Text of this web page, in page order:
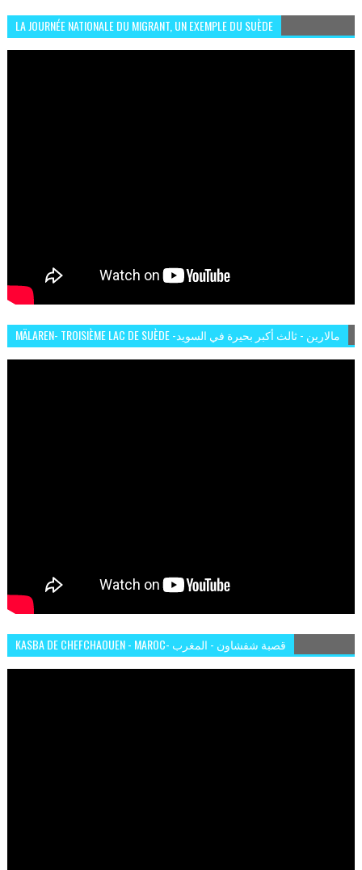
LA JOURNÉE NATIONALE DU MIGRANT, UN EXEMPLE DU SUÈDE
MÄLAREN- TROISIÈME LAC DE SUÈDE -مالارين - ثالث أكبر بحيرة في السويد
KASBA DE CHEFCHAOUEN - MAROC- قصبة شفشاون - المغرب